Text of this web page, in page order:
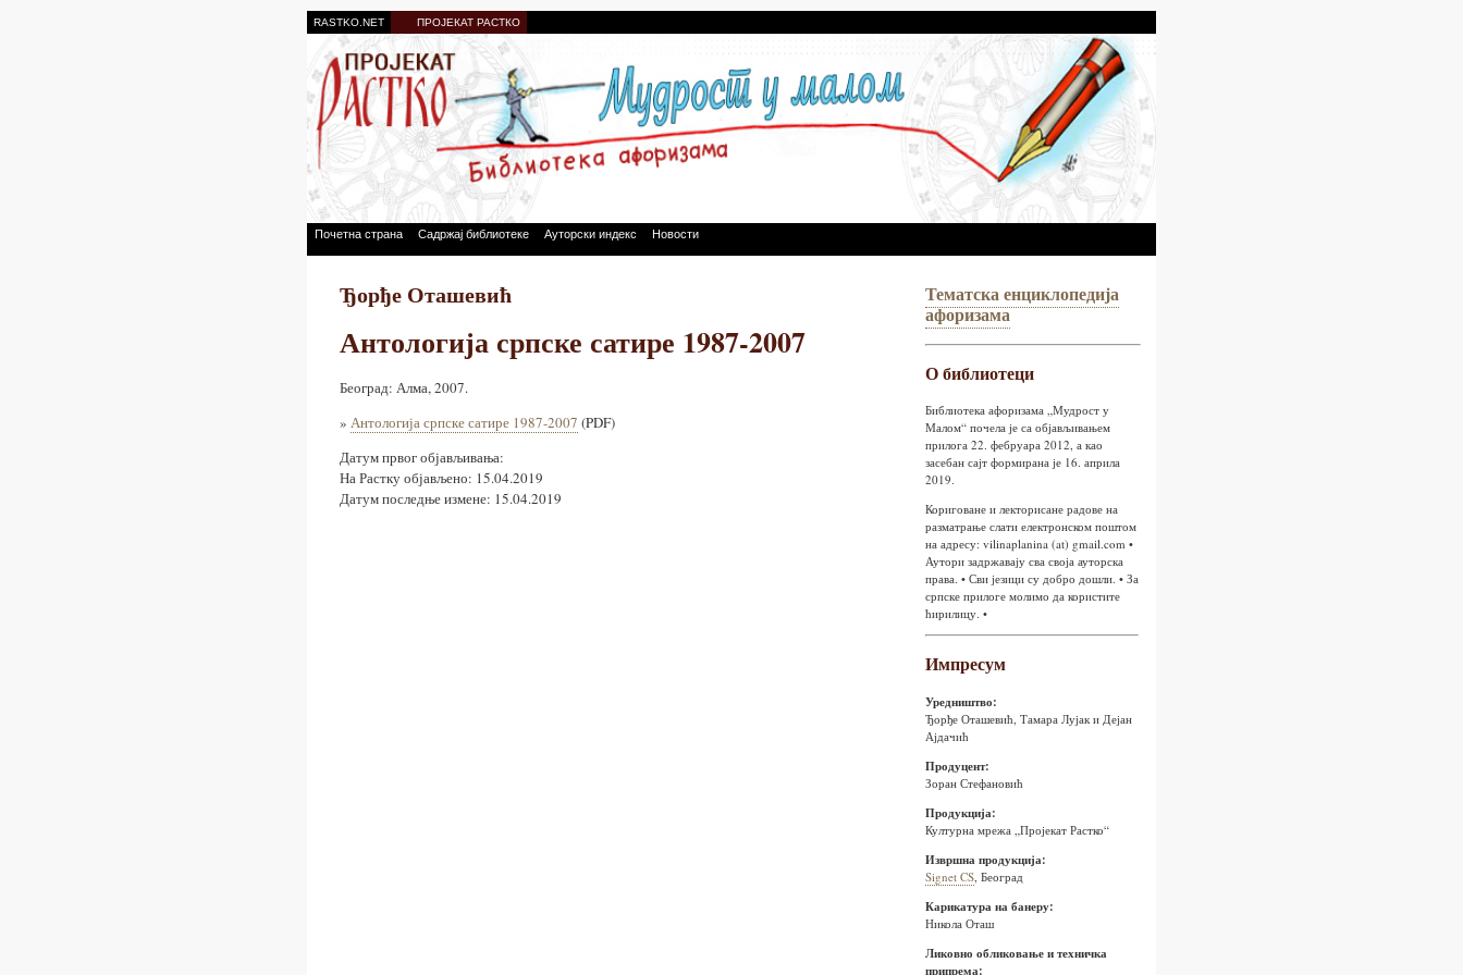
RASTKO.NET ПРОЈЕКАТ РАСТКО
Почетна страна Садржај библиотеке Ауторски индекс Новости
Ђорђе Оташевић
Антологија српске сатире 1987-2007
Београд: Алма, 2007.
» Антологија српске сатире 1987-2007 (PDF)
Датум првог објављивања:
На Растку објављено: 15.04.2019
Датум последње измене: 15.04.2019
Тематска енциклопедија
афоризама
О библиотеци
Библиотека афоризама „Мудрост у
Малом“ почела је са објављивањем
прилога 22. фебруара 2012, а као
засебан сајт формирана је 16. априла
2019.
Кориговане и лекторисане радове на
разматрање слати електронском поштом
на адресу: vilinaplanina (at) gmail.com •
Аутори задржавају сва своја ауторска
права. • Сви језици су добро дошли. • За
српске прилоге молимо да користите
ћирилицу. •
Импресум
Уредништво:
Ђорђе Оташевић, Тамара Лујак и Дејан
Ајдачић
Продуцент:
Зоран Стефановић
Продукција:
Културна мрежа „Пројекат Растко“
Извршна продукција:
Signet CS , Београд
Карикатура на банеру:
Никола Оташ
Ликовно обликовање и техничка
припрема: